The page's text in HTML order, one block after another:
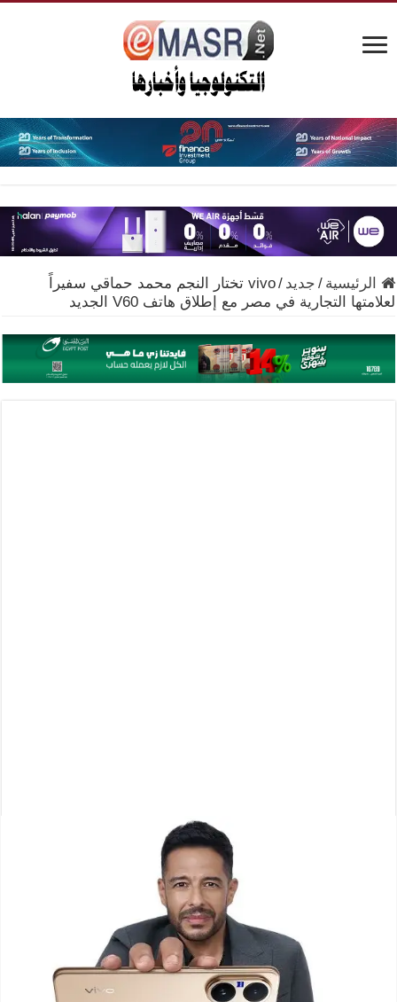
الرئيسية / جديد /
vivo تختار النجم محمد حماقي سفيراً
لعلامتها التجارية في مصر مع إطلاق هاتف V60 الجديد